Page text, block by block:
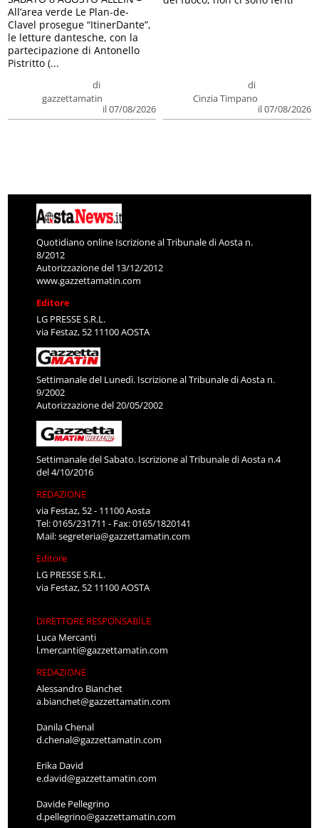
di
gazzettamatin
il 07/08/2026
All’area verde Le Plan-de-
Clavel prosegue “ItinerDante”,
le letture dantesche, con la
partecipazione di Antonello
Pistritto (...
di
Cinzia Timpano
il 07/08/2026
Quotidiano online Iscrizione al Tribunale di Aosta n.
8/2012
Autorizzazione del 13/12/2012
www.gazzettamatin.com
Editore
LG PRESSE S.R.L.
via Festaz, 52 11100 AOSTA
Settimanale del Lunedì. Iscrizione al Tribunale di Aosta n.
9/2002
Autorizzazione del 20/05/2002
Settimanale del Sabato. Iscrizione al Tribunale di Aosta n.4
del 4/10/2016
REDAZIONE
via Festaz, 52 - 11100 Aosta
Tel: 0165/231711 - Fax: 0165/1820141
Mail:segreteria@gazzettamatin.com
Editore
LG PRESSE S.R.L.
via Festaz, 52 11100 AOSTA
DIRETTORE RESPONSABILE
Luca Mercanti
l.mercanti@gazzettamatin.com
REDAZIONE
Alessandro Bianchet
a.bianchet@gazzettamatin.com
Danila Chenal
d.chenal@gazzettamatin.com
Erika David
e.david@gazzettamatin.com
Davide Pellegrino
d.pellegrino@gazzettamatin.com